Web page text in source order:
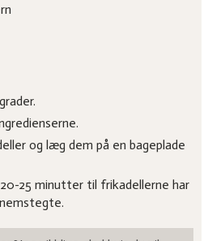
og læg dem på en bageplade
25 minutter til frikadellerne har